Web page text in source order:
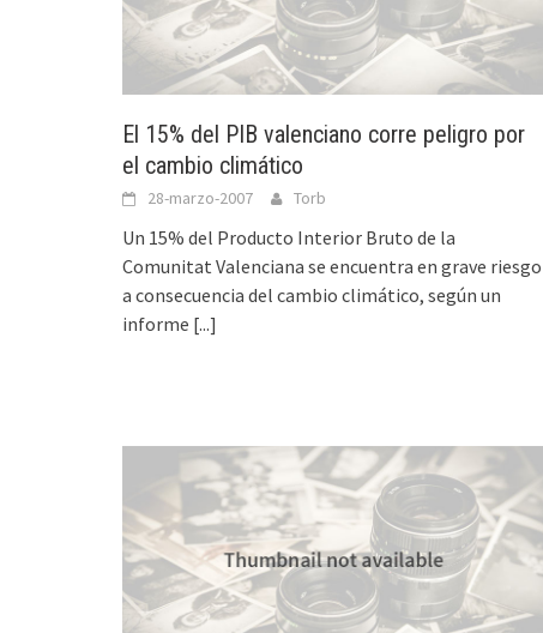
El 15% del PIB valenciano corre peligro por
el cambio climático
28-marzo-2007 Torb
Un 15% del Producto Interior Bruto de la
Comunitat Valenciana se encuentra en grave riesgo
a consecuencia del cambio climático, según un
informe [...]